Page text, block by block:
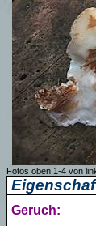
Fotos oben 1-4 von
Geruch: